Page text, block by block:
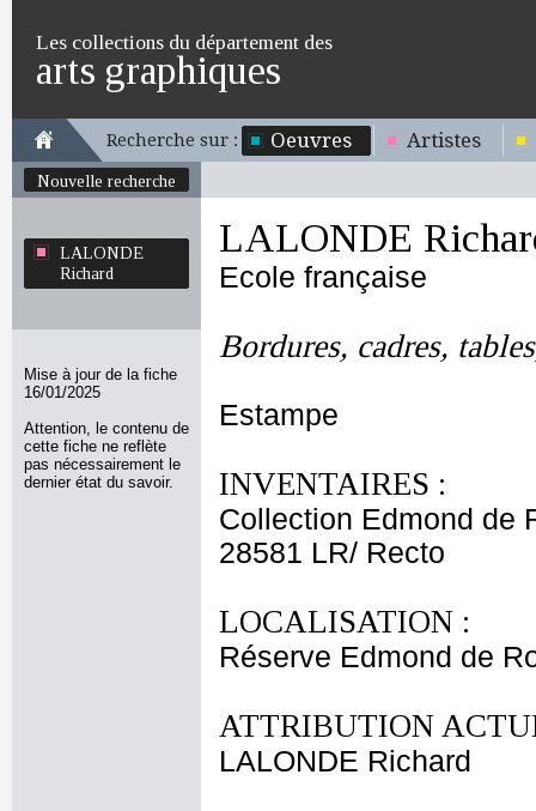
Les collections du département des
arts graphiques
Recherche sur : Oeuvres Artistes
Nouvelle recherche
LALONDE
Richard
Mise à jour de la fiche
16/01/2025
Attention, le contenu de
cette fiche ne reflète
pas nécessairement le
dernier état du savoir.
LALONDE
Ecole française
Bordures, cadres,
Estampe
INVENTAIRES :
Collection Edmond de
28581 LR/ Recto
LOCALISATION :
Réserve Edmond de
ATTRIBUTION
LALONDE Richard